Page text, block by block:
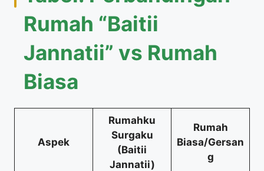
Rumah “Baitii
Jannatii” vs Rumah
Biasa
Aspek
Rumahku
Surgaku
(Baitii
Jannatii)
Rumah
Biasa/Gersan
g